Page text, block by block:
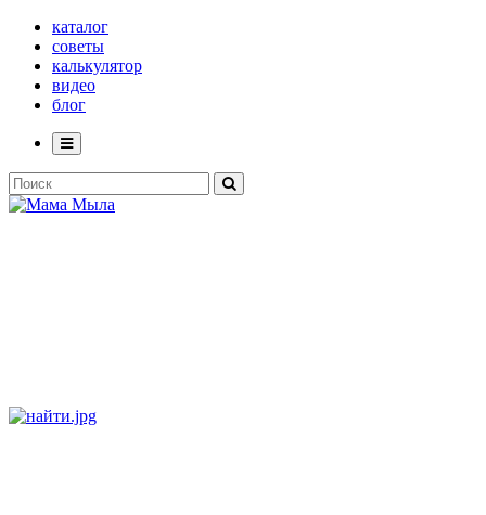
каталог
советы
калькулятор
видео
блог